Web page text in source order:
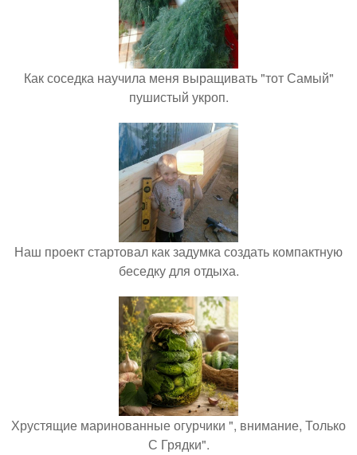
Как соседка научила меня выращивать "тот Самый"
пушистый укроп.
Наш проект стартовал как задумка создать компактную
беседку для отдыха.
Хрустящие маринованные огурчики ", внимание, Только
С Грядки".